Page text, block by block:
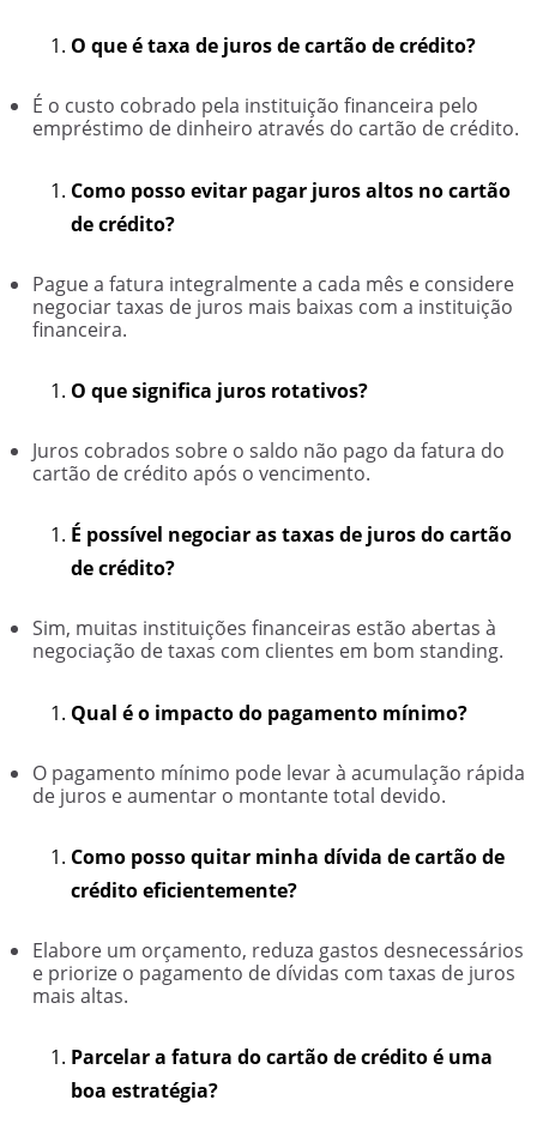
O que é taxa de juros de cartão de crédito?
É o custo cobrado pela instituição financeira pelo
empréstimo de dinheiro através do cartão de crédito.
Como posso evitar pagar juros altos no cartão
de crédito?
Pague a fatura integralmente a cada mês e considere
negociar taxas de juros mais baixas com a instituição
financeira.
O que significa juros rotativos?
Juros cobrados sobre o saldo não pago da fatura do
cartão de crédito após o vencimento.
É possível negociar as taxas de juros do cartão
de crédito?
Sim, muitas instituições financeiras estão abertas à
negociação de taxas com clientes em bom standing.
Qual é o impacto do pagamento mínimo?
O pagamento mínimo pode levar à acumulação rápida
de juros e aumentar o montante total devido.
Como posso quitar minha dívida de cartão de
crédito eficientemente?
Elabore um orçamento, reduza gastos desnecessários
e priorize o pagamento de dívidas com taxas de juros
mais altas.
Parcelar a fatura do cartão de crédito é uma
boa estratégia?